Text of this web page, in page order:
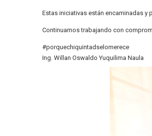
Estas iniciativas están encaminadas
Continuamos trabajando con
#porquechiquintadselomerece
Ing. Willan Oswaldo Yuquilima Naula